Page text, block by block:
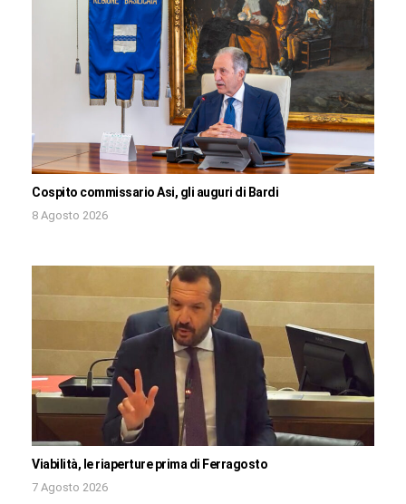
Cospito commissario Asi, gli auguri di Bardi
8 Agosto 2026
Viabilità, le riaperture prima di Ferragosto
7 Agosto 2026